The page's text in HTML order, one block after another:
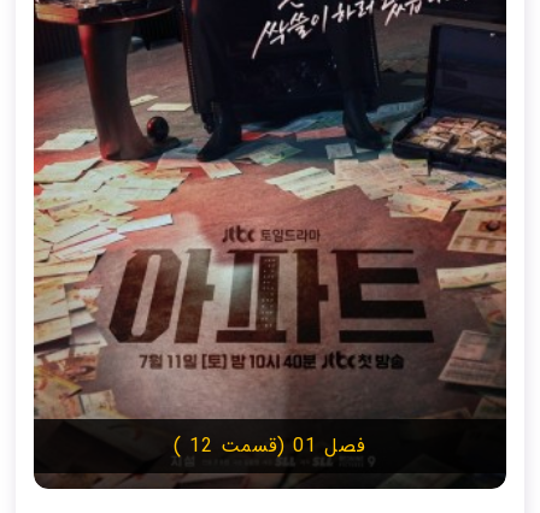
فصل 01 (قسمت 12 )